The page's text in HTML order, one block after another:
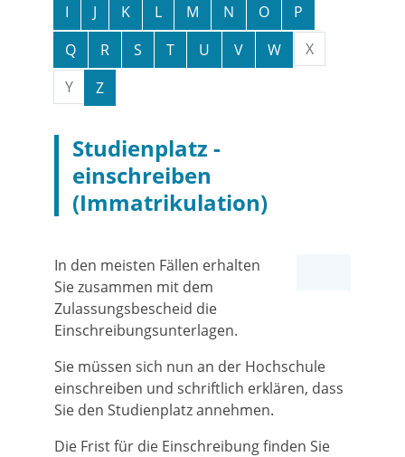
I
J K L M N O
P
Q
R S T U V W
X
Y
Z
Studienplatz -
einschreiben
(Immatrikulation)
In den meisten Fällen erhalten
Sie zusammen mit dem
Zulassungsbescheid die
Einschreibungsunterlagen.
Sie müssen sich nun an der Hochschule
einschreiben und schriftlich erklären, dass
Sie den Studienplatz annehmen.
Die Frist für die Einschreibung finden Sie